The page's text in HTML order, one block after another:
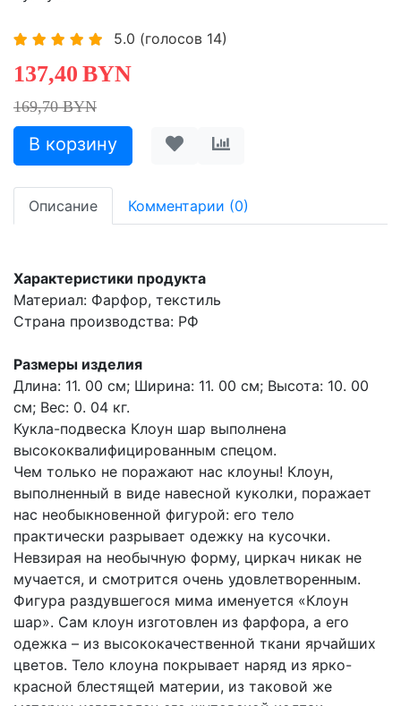
5.0 (голосов 14)
137,40 BYN
169,70 BYN
Описание Комментарии (0)
Характеристики продукта
Материал: Фарфор, текстиль
Страна производства: РФ
Размеры изделия
Длина: 11. 00 см; Ширина: 11. 00 см; Высота: 10. 00
см; Вес: 0. 04 кг.
Кукла-подвеска Клоун шар выполнена
высококвалифицированным спецом.
Чем только не поражают нас клоуны! Клоун,
выполненный в виде навесной куколки, поражает
нас необыкновенной фигурой: его тело
практически разрывает одежку на кусочки.
Невзирая на необычную форму, циркач никак не
мучается, и смотрится очень удовлетворенным.
Фигура раздувшегося мима именуется «Клоун
шар». Сам клоун изготовлен из фарфора, а его
одежка – из высококачественной ткани ярчайших
цветов. Тело клоуна покрывает наряд из ярко-
красной блестящей материи, из таковой же